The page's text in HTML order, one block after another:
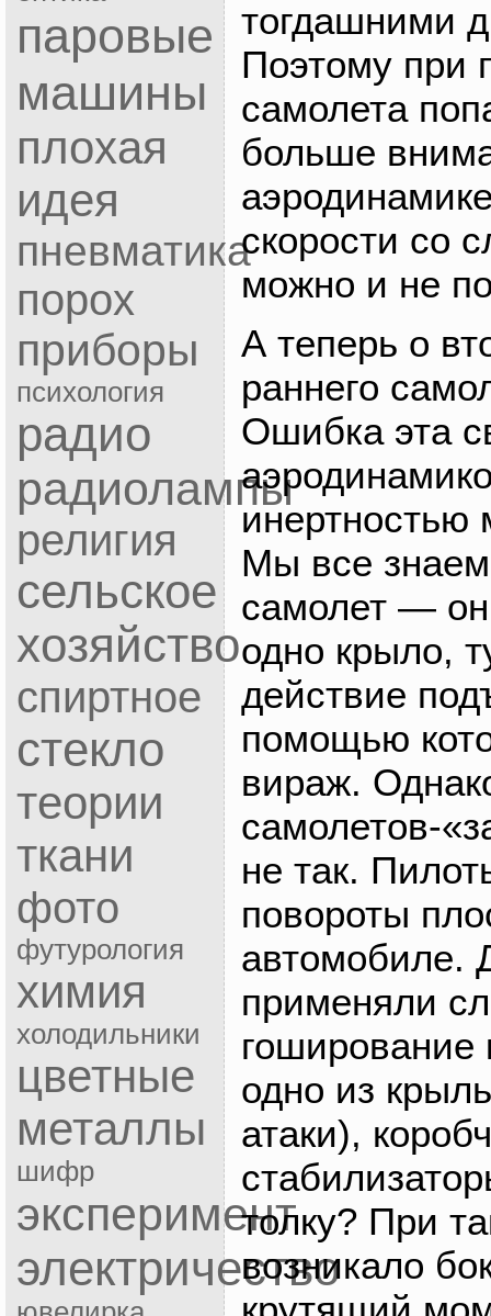
паровые
машины
плохая
идея
пневматика
порох
приборы
психология
радио
радиолампы
религия
сельское
хозяйство
спиртное
стекло
теории
ткани
фото
футурология
химия
холодильники
цветные
металлы
шифр
эксперимент
электричество
тогдашними
Поэтому при
самолета
больше
скорости со
можно и не
А теперь о
раннего
Ошибка эта
Мы все
самолет — он
одно крыло,
действие
помощью
вираж.
самолетов-
не так.
повороты
автомобиле.
применяли
гоширование
одно из
атаки),
толку? При
возникало